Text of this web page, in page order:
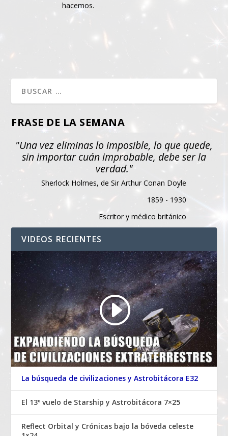
hacemos.
FRASE DE LA SEMANA
"Una vez eliminas lo imposible, lo que quede,
sin importar cuán improbable, debe ser la
verdad."
Sherlock Holmes, de Sir Arthur Conan Doyle
1859 - 1930
Escritor y médico británico
VIDEOS RECIENTES
La búsqueda de civilizaciones y Astrobitácora E32
El 13º vuelo de Starship y Astrobitácora 7×25
Reflect Orbital y Crónicas bajo la bóveda celeste